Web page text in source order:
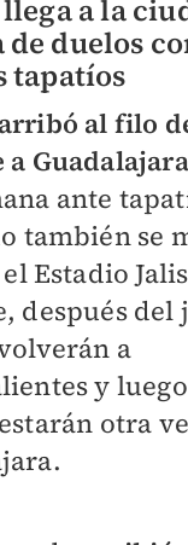
a la
de duelos
tapatíos
al filo
a Guadalajara
ante
también se
Estadio
después del
a
y
otra